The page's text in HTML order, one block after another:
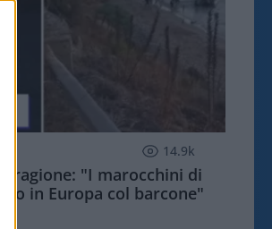
14.9k
ragione: "I marocchini di
in Europa col barcone"